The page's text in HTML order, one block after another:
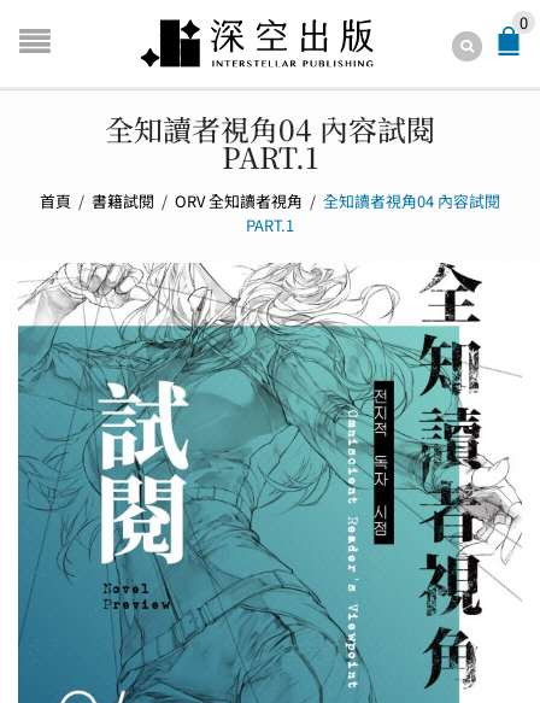
0
全知讀者視角04 內容試閱
PART.1
首頁 / 書籍試閱 / ORV 全知讀者視角 / 全知讀者視角04 內容試閱
PART.1